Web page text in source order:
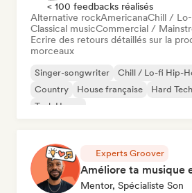
< 100 feedbacks réalisés
Alternative rockAmericanaChill /
Classical musicCommercial /
Ecrire des retours détaillés sur la
morceaux
Singer-songwriter Chill / Lo-fi Hip-
Country
House française Hard
Tech House
Experts Groover
Mentor, Spécialiste Son